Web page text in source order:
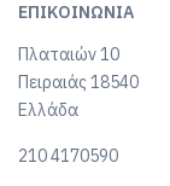
ΕΠΙΚΟΙΝΩΝΊΑ
Πλαταιών 10
Πειραιάς 18540
Ελλάδα
210 4170590